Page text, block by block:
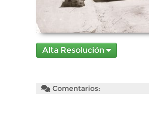
Alta Resolución
Comentarios: